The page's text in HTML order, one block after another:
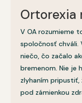
Ortorexia
V OA rozumieme
spoločnosť chváli.
niečo, čo začalo
bremenom. Nie je
zlyhaním
pod zámienkou